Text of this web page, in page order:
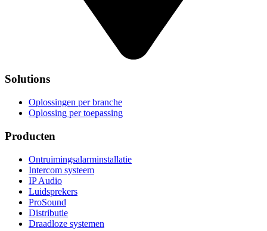
Solutions
Oplossingen per branche
Oplossing per toepassing
Producten
Ontruimingsalarminstallatie
Intercom systeem
IP Audio
Luidsprekers
ProSound
Distributie
Draadloze systemen